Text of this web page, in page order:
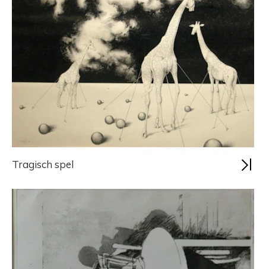
Tragisch spel